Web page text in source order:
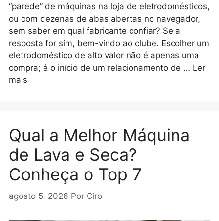
“parede” de máquinas na loja de eletrodomésticos,
ou com dezenas de abas abertas no navegador,
sem saber em qual fabricante confiar? Se a
resposta for sim, bem-vindo ao clube. Escolher um
eletrodoméstico de alto valor não é apenas uma
compra; é o início de um relacionamento de … Ler
mais
Qual a Melhor Máquina
de Lava e Seca?
Conheça o Top 7
agosto 5, 2026 Por Ciro